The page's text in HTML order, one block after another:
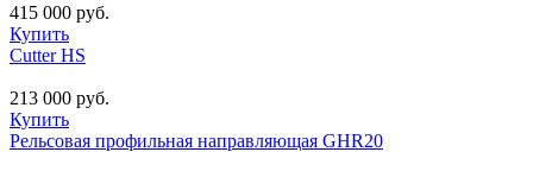
415 000 руб.
Купить
Cutter HS
213 000 руб.
Купить
Рельсовая профильная направляющая GHR20